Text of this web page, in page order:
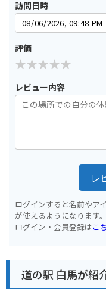
訪問日時
評価
レビュー内容
レ
ログインすると名前やア
が使えるようになります。
ログイン・会員登録はこ
道の駅 白馬が紹